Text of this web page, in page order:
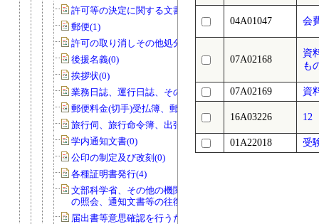
許可等の決定に関する文書(0)
郵便(1)
許可の取り消しその他処分(0)
後援名義(0)
挨拶状(0)
業務日誌、運行日誌、その他日誌(11)
郵便料金(切手)受払簿、郵便物発送控(0)
旅行伺、旅行命令簿、出張報告書(1)
学内通知文書(0)
公印の制定及び改刻(0)
各種証明書発行(4)
文部科学省、その他の機関、個人から
の照会、通知文書等の往復文書(2)
届出書等意思確認を行うためのもの(0)
04A01047 会
07A02168
資
も
07A02169 資
16A03226 12
01A22018 受